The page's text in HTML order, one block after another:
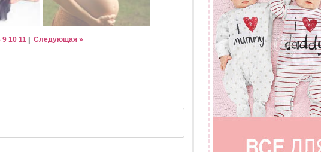
9 10 11| Следующая »